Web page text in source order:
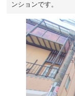
ンションです。